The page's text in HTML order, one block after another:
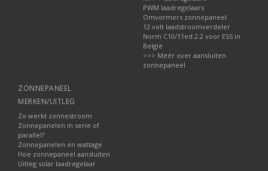
PWM laadregelaars
Omvormers zonnepaneel
12 volt laadstroomverdeler
Norm C10/11ed.2.2 voor ESS in
België
>>> Méér over aansluiten
zonnepaneel
ZONNEPANEEL
MERKEN/UITLEG
Zo werkt zonnestroom
Zonnepanelen in serie of
parallel?
Zonnepanelen en wattage
Hoe zonnepaneel aansluiten
Uitleg solar laadregelaar